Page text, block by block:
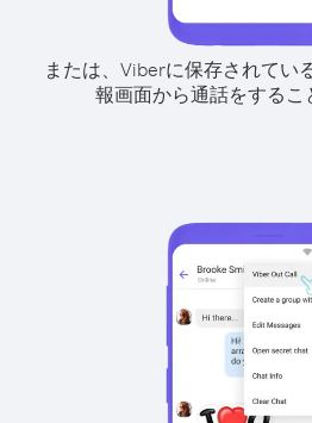
または、Viberに保存されてい
報画面から通話をするこ